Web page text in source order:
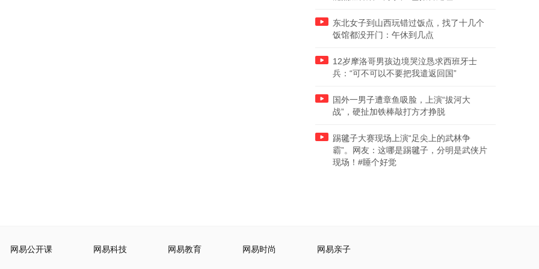
东北女子到山西玩错过饭点，找了十几个
饭馆都没开门：午休到几点
12岁摩洛哥男孩边境哭泣恳求西班牙士
兵：“可不可以不要把我遣返回国”
国外一男子遭章鱼吸脸，上演“拔河大
战”，硬扯加铁棒敲打方才挣脱
踢毽子大赛现场上演“足尖上的武林争
霸”。网友：这哪是踢毽子，分明是武侠片
现场！#睡个好觉
网易公开课 网易科技 网易教育 网易时尚 网易亲子